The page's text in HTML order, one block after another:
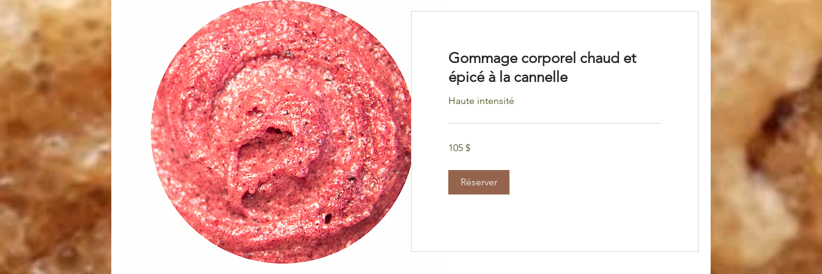
Gommage corporel chaud et
épicé à la cannelle
Haute intensité
canadiens
105 $
Réserver